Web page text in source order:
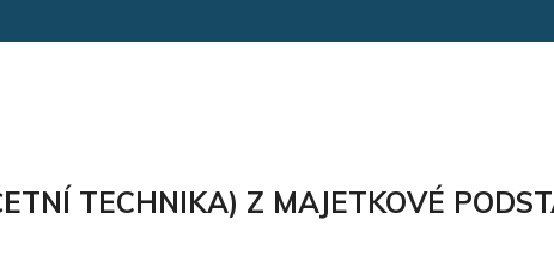
TECHNIKA) Z MAJETKOVÉ